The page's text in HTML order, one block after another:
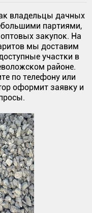
владельцы дачных
партиями,
закупок. На
мы доставим
участки в
районе.
по телефону или
оформит заявку и